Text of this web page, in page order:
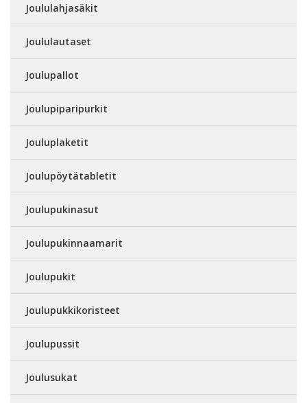
Joululahjasäkit
Joululautaset
Joulupallot
Joulupiparipurkit
Jouluplaketit
Joulupöytätabletit
Joulupukinasut
Joulupukinnaamarit
Joulupukit
Joulupukkikoristeet
Joulupussit
Joulusukat